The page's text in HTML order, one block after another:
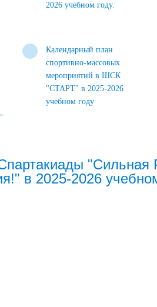
2026 учебном году.
Календарный план
спортивно-массовых
мероприятий в ШСК
"СТАРТ" в 2025-2026
учебном году
"Сильная
в 2025-2026